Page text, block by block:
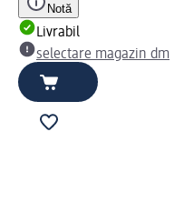
Notă
Livrabil
selectare magazin dm